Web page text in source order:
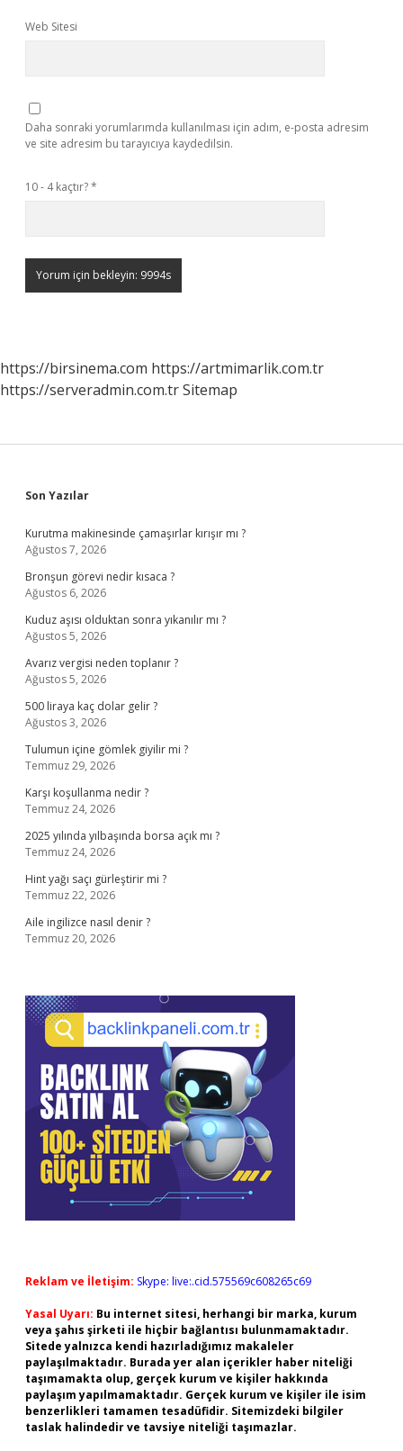
Web Sitesi
Daha sonraki yorumlarımda kullanılması için adım, e-posta adresim
ve site adresim bu tarayıcıya kaydedilsin.
10 - 4 kaçtır?*
https://birsinema.com https://artmimarlik.com.tr
https://serveradmin.com.trSitemap
Sidebar
Son Yazılar
Kurutma makinesinde çamaşırlar kırışır mı ?
Ağustos 7, 2026
Bronşun görevi nedir kısaca ?
Ağustos 6, 2026
Kuduz aşısı olduktan sonra yıkanılır mı ?
Ağustos 5, 2026
Avarız vergisi neden toplanır ?
Ağustos 5, 2026
500 liraya kaç dolar gelir ?
Ağustos 3, 2026
Tulumun içine gömlek giyilir mi ?
Temmuz 29, 2026
Karşı koşullanma nedir ?
Temmuz 24, 2026
2025 yılında yılbaşında borsa açık mı ?
Temmuz 24, 2026
Hint yağı saçı gürleştirir mi ?
Temmuz 22, 2026
Aile ingilizce nasıl denir ?
Temmuz 20, 2026
Reklam ve İletişim: Skype: live:.cid.575569c608265c69
Yasal Uyarı: Bu internet sitesi, herhangi bir marka, kurum
veya şahıs şirketi ile hiçbir bağlantısı bulunmamaktadır.
Sitede yalnızca kendi hazırladığımız makaleler
paylaşılmaktadır. Burada yer alan içerikler haber niteliği
taşımamakta olup, gerçek kurum ve kişiler hakkında
paylaşım yapılmamaktadır. Gerçek kurum ve kişiler ile isim
benzerlikleri tamamen tesadüfidir. Sitemizdeki bilgiler
taslak halindedir ve tavsiye niteliği taşımazlar.